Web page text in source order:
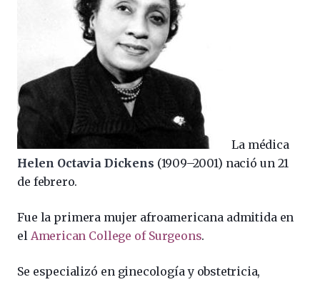
La médica
Helen Octavia Dickens (1909–2001) nació un 21
de febrero.
Fue la primera mujer afroamericana admitida en
el American College of Surgeons.
Se especializó en ginecología y obstetricia,